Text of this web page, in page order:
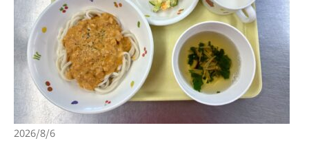
2026/8/6